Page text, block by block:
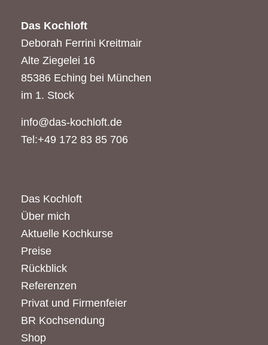
Das Kochloft
Deborah Ferrini Kreitmair
Alte Ziegelei 16
85386 Eching bei München
im 1. Stock
info@das-kochloft.de
Tel:+49 172 83 85 706
Das Kochloft
Über mich
Aktuelle Kochkurse
Preise
Rückblick
Referenzen
Privat und Firmenfeier
BR Kochsendung
Shop